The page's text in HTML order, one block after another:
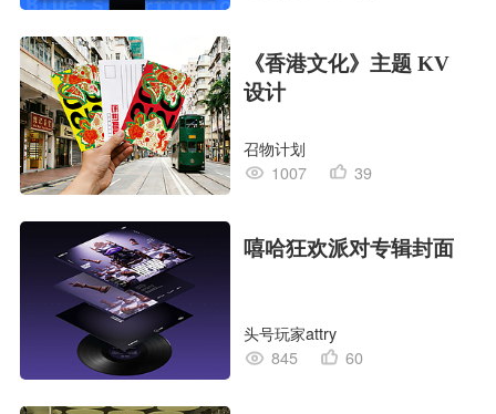
《香港文化》主题 KV
设计
召物计划
1007
39
嘻哈狂欢派对专辑封面
头号玩家attry
845
60